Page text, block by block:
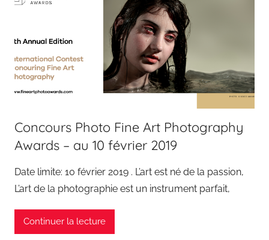
Concours Photo Fine Art Photography
Awards – au 10 février 2019
Date limite: 10 février 2019 . L’art est né de la passion,
L’art de la photographie est un instrument parfait,
Continuer la lecture